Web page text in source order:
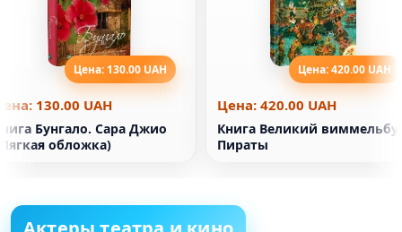
Цена: 130.00 UAH
130.00 UAH
Бунгало. Сара Джио
обложка)
Цена: 420.00 UAH
Цена: 420.00 UAH
Книга Великий
Пираты